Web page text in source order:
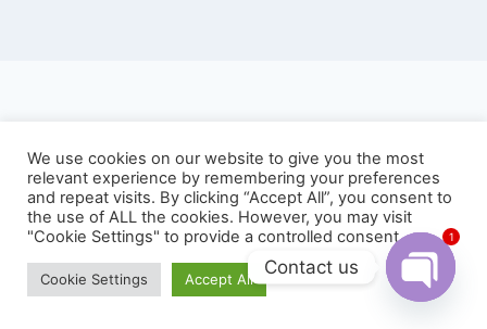
© 2026 MINI CASAS A MEDIDA DE DISEÑO -
WhatsApp +33786568901 - Tema para
WordPress por
Kadence WP
We use cookies on our website to give you the most
relevant experience by remembering your preferences
and repeat visits. By clicking “Accept All”, you consent to
the use of ALL the cookies. However, you may visit
"Cookie Settings" to provide a controlled consent.
Cookie Settings Accept All
Utilizamos cookies para ofrecerte la mejor experiencia en
nuestra web.
Puedes aprender más sobre qué cookies utilizamos o
Aceptar
Contact us
1